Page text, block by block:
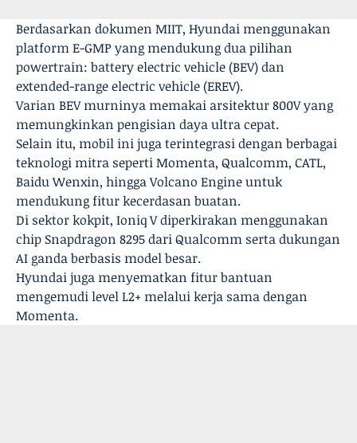
Berdasarkan dokumen MIIT, Hyundai menggunakan
platform E-GMP yang mendukung dua pilihan
powertrain: battery electric vehicle (BEV) dan
extended-range electric vehicle (EREV).
Varian BEV murninya memakai arsitektur 800V yang
memungkinkan pengisian daya ultra cepat.
Selain itu, mobil ini juga terintegrasi dengan berbagai
teknologi mitra seperti Momenta, Qualcomm, CATL,
Baidu Wenxin, hingga Volcano Engine untuk
mendukung fitur kecerdasan buatan.
Di sektor kokpit, Ioniq V diperkirakan menggunakan
chip Snapdragon 8295 dari Qualcomm serta dukungan
AI ganda berbasis model besar.
Hyundai juga menyematkan fitur bantuan
mengemudi level L2+ melalui kerja sama dengan
Momenta.